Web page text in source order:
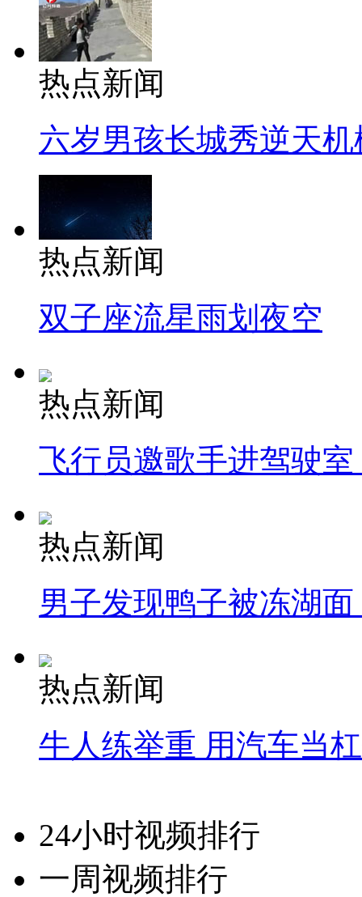
热点新闻
六岁男孩长城秀逆天机
热点新闻
双子座流星雨划夜空
热点新闻
飞行员邀歌手进驾驶
热点新闻
男子发现鸭子被冻湖
热点新闻
牛人练举重 用汽车当
24小时视频排行
一周视频排行